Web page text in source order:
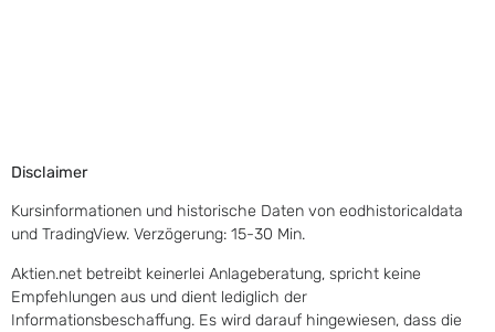
Disclaimer
Kursinformationen und historische Daten von eodhistoricaldata
und TradingView. Verzögerung: 15-30 Min.
Aktien.net betreibt keinerlei Anlageberatung, spricht keine
Empfehlungen aus und dient lediglich der
Informationsbeschaffung. Es wird darauf hingewiesen, dass die